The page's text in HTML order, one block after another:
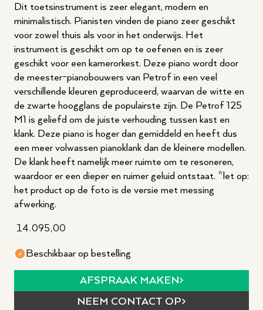
Dit toetsinstrument is zeer elegant, modern en
minimalistisch. Pianisten vinden de piano zeer geschikt
voor zowel thuis als voor in het onderwijs. Het
instrument is geschikt om op te oefenen en is zeer
geschikt voor een kamerorkest. Deze piano wordt door
de meester-pianobouwers van Petrof in een veel
verschillende kleuren geproduceerd, waarvan de witte en
de zwarte hoogglans de populairste zijn. De Petrof 125
M1 is geliefd om de juiste verhouding tussen kast en
klank. Deze piano is hoger dan gemiddeld en heeft dus
een meer volwassen pianoklank dan de kleinere modellen.
De klank heeft namelijk meer ruimte om te resoneren,
waardoor er een dieper en ruimer geluid ontstaat. *let op:
het product op de foto is de versie met messing
afwerking.
14.095,00
Beschikbaar op bestelling
AFSPRAAK MAKEN
NEEM CONTACT OP